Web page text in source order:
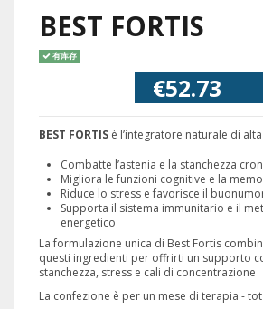
BEST FORTIS
有库存
€52.73
BEST FORTIS è l’integratore naturale di
Combatte l’astenia e la stanchezza
Migliora le funzioni cognitive e la
Riduce lo stress e favorisce il
Supporta il sistema immunitario e il
energetico
La formulazione unica di Best Fortis
questi ingredienti per offrirti un supporto
stanchezza, stress e cali di concentrazione
La confezione è per un mese di terapia -